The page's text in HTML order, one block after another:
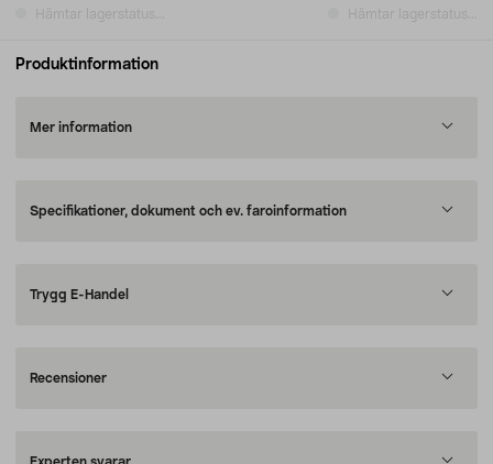
Hämtar lagerstatus... Hämtar lagerstatus...
Produktinformation
Mer information
Specifikationer, dokument och ev. faroinformation
Trygg E-Handel
Recensioner